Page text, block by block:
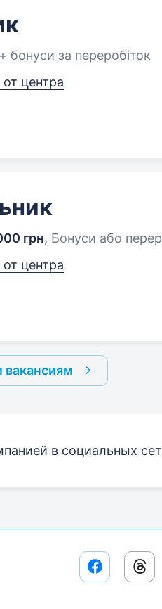
+ бонуси за переробіток
центра
грн, Бонуси або
центра
вакансиям
в социальных